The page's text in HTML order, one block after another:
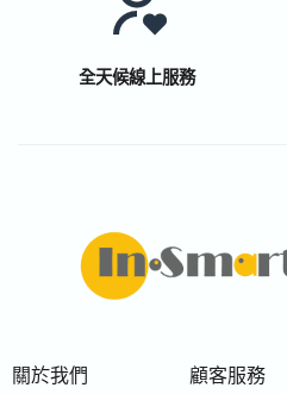
全天候線上服務
關於我們 顧客服務